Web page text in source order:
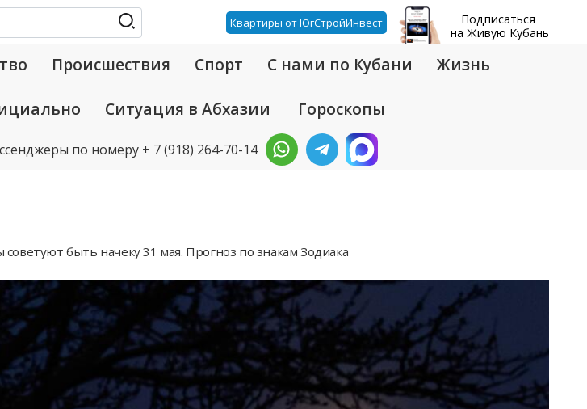
Квартиры от ЮгСтройИнвест
Подписаться
на Живую Кубань
Происшествия Спорт С нами по Кубани Жизнь
Ситуация в Абхазии Гороскопы
по номеру + 7 (918) 264-70-14
советуют быть начеку 31 мая. Прогноз по знакам Зодиака